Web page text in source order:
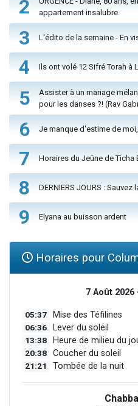
2
appartement insalubre
3 L'édito de la semaine - En
4 Ils ont volé 12 Sifré Torah à
5
Assister à un mariage
pour les danses ?! (Rav
6 Je manque d'estime de
7 Horaires du Jeûne de Ticha
8 DERNIERS JOURS : Sauvez
9 Elyana au buisson ardent
Horaires pour
7 Août 2026
05:37 Mise des Téfilines
06:36 Lever du soleil
13:38 Heure de milieu du
20:38 Coucher du soleil
21:21 Tombée de la nuit